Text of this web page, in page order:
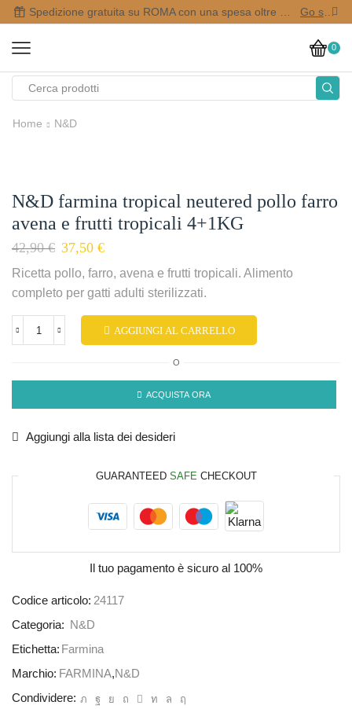
Go shop
0
Home N&D
N&D farmina tropical neutered pollo farro
avena e frutti tropicali 4+1KG
42,90€ 37,50 €
Ricetta pollo, farro, avena e frutti tropicali. Alimento
completo per gatti adulti sterilizzati.
AGGIUNGI AL CARRELLO
O
ACQUISTA ORA
Aggiungi alla lista dei desideri
GUARANTEED SAFE CHECKOUT
Il tuo pagamento è sicuro al 100%
Codice articolo: 24117
Categoria:
N&D
Etichetta: Farmina
Marchio: FARMINA,N&D
Condividere: